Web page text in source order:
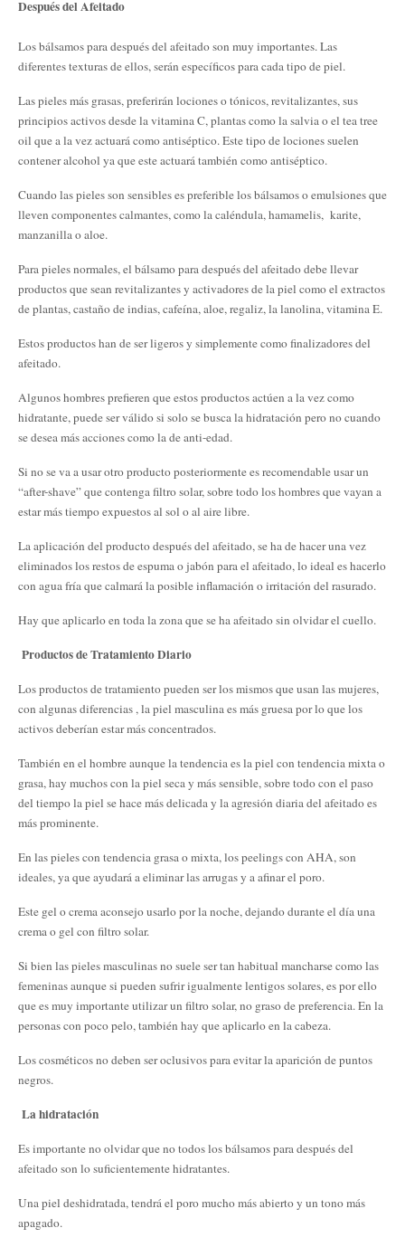
Después del Afeitado
Los bálsamos para después del afeitado son muy importantes. Las
diferentes texturas de ellos, serán específicos para cada tipo de piel.
Las pieles más grasas, preferirán lociones o tónicos, revitalizantes, sus
principios activos desde la vitamina C, plantas como la salvia o el tea tree
oil que a la vez actuará como antiséptico. Este tipo de lociones suelen
contener alcohol ya que este actuará también como antiséptico.
Cuando las pieles son sensibles es preferible los bálsamos o emulsiones que
lleven componentes calmantes, como la caléndula, hamamelis, karite,
manzanilla o aloe.
Para pieles normales, el bálsamo para después del afeitado debe llevar
productos que sean revitalizantes y activadores de la piel como el extractos
de plantas, castaño de indias, cafeína, aloe, regaliz, la lanolina, vitamina E.
Estos productos han de ser ligeros y simplemente como finalizadores del
afeitado.
Algunos hombres prefieren que estos productos actúen a la vez como
hidratante, puede ser válido si solo se busca la hidratación pero no cuando
se desea más acciones como la de anti-edad.
Si no se va a usar otro producto posteriormente es recomendable usar un
“after-shave” que contenga filtro solar, sobre todo los hombres que vayan a
estar más tiempo expuestos al sol o al aire libre.
La aplicación del producto después del afeitado, se ha de hacer una vez
eliminados los restos de espuma o jabón para el afeitado, lo ideal es hacerlo
con agua fría que calmará la posible inflamación o irritación del rasurado.
Hay que aplicarlo en toda la zona que se ha afeitado sin olvidar el cuello.
Productos de Tratamiento Diario
Los productos de tratamiento pueden ser los mismos que usan las mujeres,
con algunas diferencias , la piel masculina es más gruesa por lo que los
activos deberían estar más concentrados.
También en el hombre aunque la tendencia es la piel con tendencia mixta o
grasa, hay muchos con la piel seca y más sensible, sobre todo con el paso
del tiempo la piel se hace más delicada y la agresión diaria del afeitado es
más prominente.
En las pieles con tendencia grasa o mixta, los peelings con AHA, son
ideales, ya que ayudará a eliminar las arrugas y a afinar el poro.
Este gel o crema aconsejo usarlo por la noche, dejando durante el día una
crema o gel con filtro solar.
Si bien las pieles masculinas no suele ser tan habitual mancharse como las
femeninas aunque si pueden sufrir igualmente lentigos solares, es por ello
que es muy importante utilizar un filtro solar, no graso de preferencia. En la
personas con poco pelo, también hay que aplicarlo en la cabeza.
Los cosméticos no deben ser oclusivos para evitar la aparición de puntos
negros.
La hidratación
Es importante no olvidar que no todos los bálsamos para después del
afeitado son lo suficientemente hidratantes.
Una piel deshidratada, tendrá el poro mucho más abierto y un tono más
apagado.